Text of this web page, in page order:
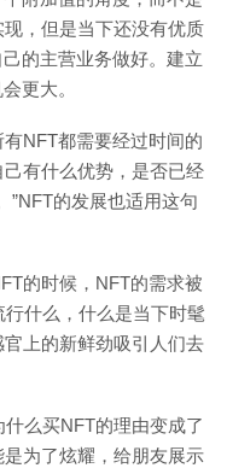
，但是当下还没有优质
的主营业务做好。建立
更大。
NFT都需要经过时间的
有什么优势，是否已经
”NFT的发展也适用这句
的时候，NFT的需求被
什么，什么是当下时髦
上的新鲜劲吸引人们去
么买NFT的理由变成了
为了炫耀，给朋友展示